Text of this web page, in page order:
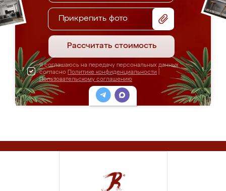
Прикрепить фото
Рассчитать стоимость
Я соглашаюсь на передачу персональных данных
согласно Политике конфиденциальности
Пользовательскому соглашению